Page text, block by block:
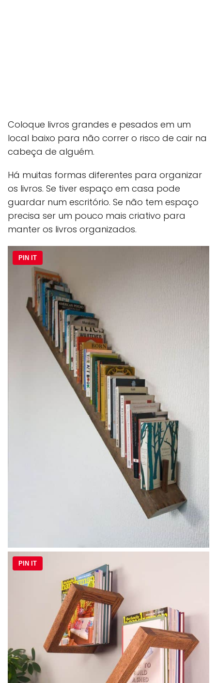
Coloque livros grandes e pesados em um
local baixo para não correr o risco de cair na
cabeça de alguém.
Há muitas formas diferentes para organizar
os livros. Se tiver espaço em casa pode
guardar num escritório. Se não tem espaço
precisa ser um pouco mais criativo para
manter os livros organizados.
PIN IT
PIN IT